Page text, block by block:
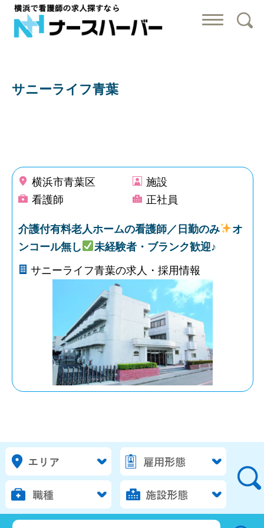
サニーライフ青葉
横浜市青葉区
施設
看護師
正社員
介護付有料老人ホームの看護師／日勤のみ
オ
ンコール無し
未経験者・ブランク歓迎♪
サニーライフ青葉の求人・採用情報